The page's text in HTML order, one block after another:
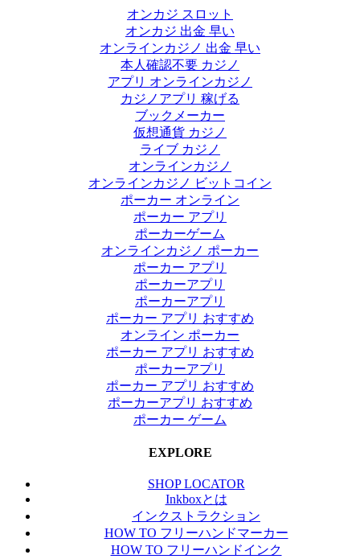
オンカジ スロット
オンカジ 出金 早い
オンラインカジノ 出金 早い
本人確認不要 カジノ
アプリ オンラインカジノ
カジノアプリ 稼げる
ブックメーカー
仮想通貨 カジノ
ライブ カジノ
オンラインカジノ
オンラインカジノ ビットコイン
ポーカー オンライン
ポーカー アプリ
ポーカーゲーム
オンラインカジノ ポーカー
ポーカー アプリ
ポーカーアプリ
ポーカーアプリ
ポーカー アプリ おすすめ
オンライン ポーカー
ポーカー アプリ おすすめ
ポーカーアプリ
ポーカー アプリ おすすめ
ポーカーアプリ おすすめ
ポーカー ゲーム
EXPLORE
SHOP LOCATOR
Inkboxとは
インクストラクション
HOW TO フリーハンドマーカー
HOW TO フリーハンドインク